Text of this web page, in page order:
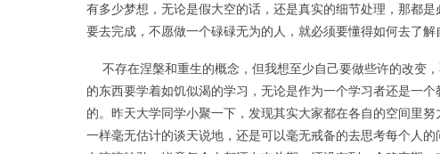
有多少梦想，无论是假大空的话，还是真实的细节处理，那都
要去完成，不愿做一个碌碌无为的人，就必须要懂得如何去了解
不存在涅槃和重生的概念，但我想至少自己要做些许的改变
的东西要学着如饥似渴的学习，无论是作为一个学习者还是一
的。昨天大学同学小聚一下，发现其实大家都在各自的空间里
一样毫无估计的谈天说地，还是可以毫无戒备的去思考每个人